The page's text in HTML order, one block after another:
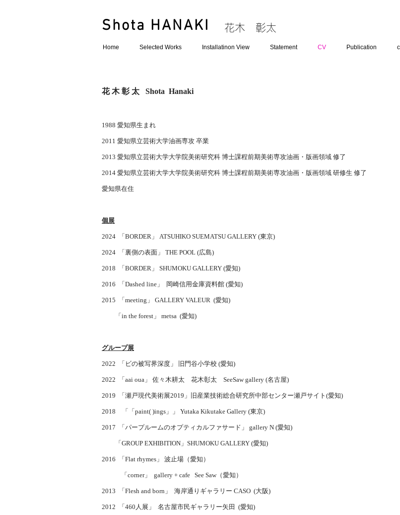
Shota HANAKI 花木 彰太
Home Selected Works Installatinon View Statement CV Publication
花 木 彰 太 Shota Hanaki
1988 愛知県生まれ
2011 愛知県立芸術大学油画専攻 卒業
2013 愛知県立芸術大学大学院美術研究科 博士課程前期美術専攻油画・版画領域 修了
2014 愛知県立芸術大学大学院美術研究科 博士課程前期美術専攻油画・版画領域 研修生 修了
愛知県在住
個展
2024 「BORDER」 ATSUHIKO SUEMATSU GALLERY (東京)
2024 「裏側の表面」 THE POOL (広島)
2018 「BORDER」 SHUMOKU GALLERY (愛知)
2016 「Dashed line」 岡崎信用金庫資料館 (愛知)
2015 「meeting」 GALLERY VALEUR (愛知)
「in the forest」 metsa (愛知)
グループ展
2022 「ビの被写界深度」 旧門谷小学校 (愛知)
2022 「aai oua」 佐々木耕太 花木彰太 SeeSaw gallery (名古屋)
2019 「瀬戸現代美術展2019」旧産業技術総合研究所中部センター瀬戸サイト(愛知)
2018 「「paint( )ings」」 Yutaka Kikutake Gallery (東京)
2017 「パープルームのオプティカルファサード」 gallery N (愛知)
「GROUP EXHIBITION」SHUMOKU GALLERY (愛知)
2016 「Flat rhymes」 波止場（愛知）
「corner」 gallery + cafe See Saw（愛知）
2013 「Flesh and born」 海岸通りギャラリー CASO (大阪)
2012 「460人展」 名古屋市民ギャラリー矢田 (愛知)